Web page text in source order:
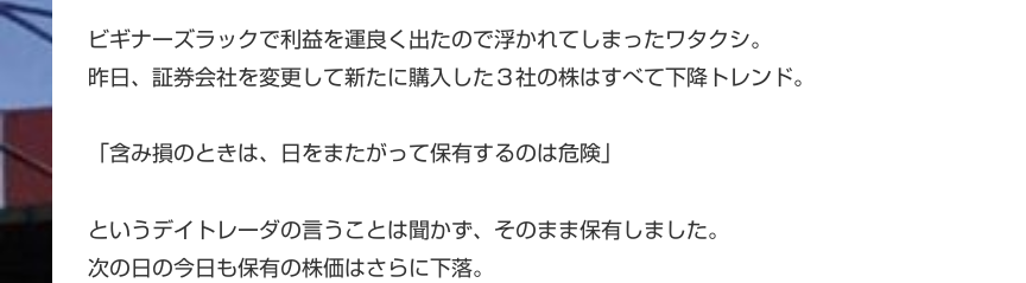
ビギナーズラックで利益を運良く出たので浮かれてしまったワタクシ。
昨日、証券会社を変更して新たに購入した３社の株はすべて下降トレンド。
「含み損のときは、日をまたがって保有するのは危険」
というデイトレーダの言うことは聞かず、そのまま保有しました。
次の日の今日も保有の株価はさらに下落。